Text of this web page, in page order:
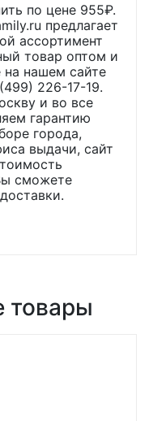
по цене 955₽.
предлагает
ассортимент
товар оптом и
нашем сайте
226-17-19.
и во все
гарантию
города,
выдачи, сайт
сможете
товары